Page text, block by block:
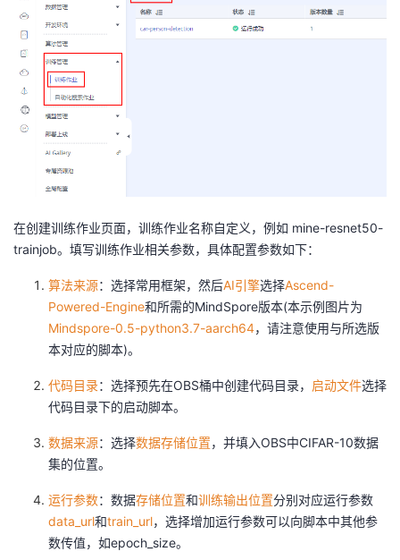
在创建训练作业页面，训练作业名称自定义，例如 mine-resnet50-
trainjob。填写训练作业相关参数，具体配置参数如下：
算法来源：选择常用框架，然后AI引擎选择Ascend-
Powered-Engine和所需的MindSpore版本(本示例图片为
Mindspore-0.5-python3.7-aarch64，请注意使用与所选版
本对应的脚本)。
代码目录：选择预先在OBS桶中创建代码目录， 启动文件选择
代码目录下的启动脚本。
数据来源：选择数据存储位置，并填入OBS中CIFAR-10数据
集的位置。
运行参数：数据存储位置和训练输出位置分别对应运行参数
data_url和train_url，选择增加运行参数可以向脚本中其他参
数传值，如epoch_size。